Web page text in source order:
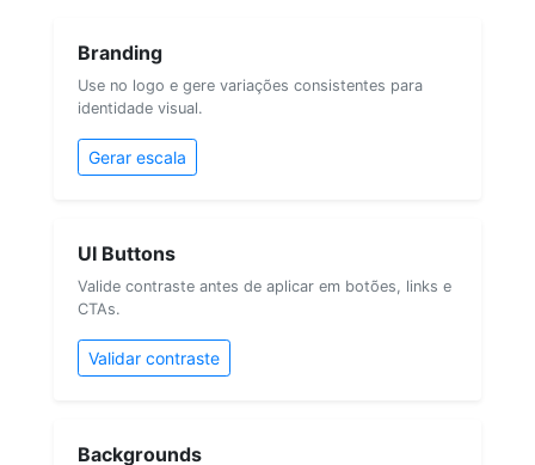
Branding
Use no logo e gere variações consistentes para
identidade visual.
Gerar escala
UI Buttons
Valide contraste antes de aplicar em botões, links e
CTAs.
Validar contraste
Backgrounds